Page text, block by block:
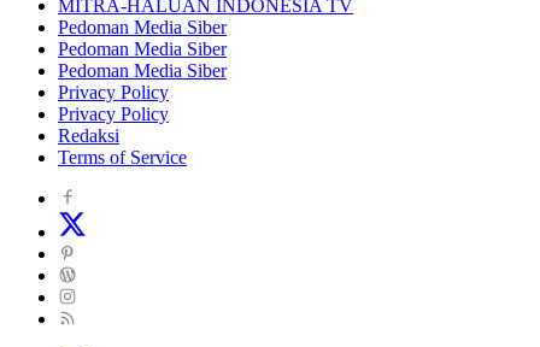
MITRA-HALUAN INDONESIA TV
Pedoman Media Siber
Pedoman Media Siber
Pedoman Media Siber
Privacy Policy
Privacy Policy
Redaksi
Terms of Service